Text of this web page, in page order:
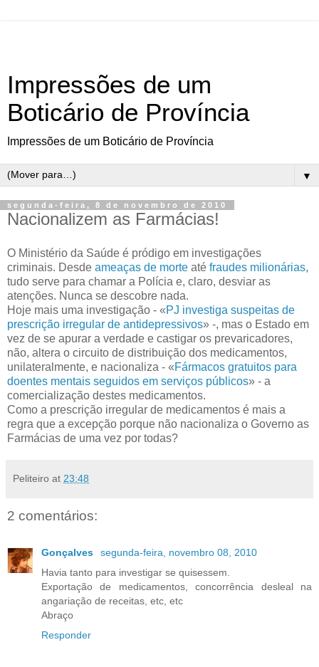
Impressões de um
Boticário de Província
Impressões de um Boticário de Província
▼
segunda-feira, 8 de novembro de 2010
Nacionalizem as Farmácias!
O Ministério da Saúde é pródigo em investigações
criminais. Desde ameaças de morte até fraudes milionárias,
tudo serve para chamar a Polícia e, claro, desviar as
atenções. Nunca se descobre nada.
Hoje mais uma investigação - «PJ investiga suspeitas de
prescrição irregular de antidepressivos» -, mas o Estado em
vez de se apurar a verdade e castigar os prevaricadores,
não, altera o circuito de distribuição dos medicamentos,
unilateralmente, e nacionaliza - «Fármacos gratuitos para
doentes mentais seguidos em serviços públicos» - a
comercialização destes medicamentos.
Como a prescrição irregular de medicamentos é mais a
regra que a excepção porque não nacionaliza o Governo as
Farmácias de uma vez por todas?
Peliteiro at 23:48
2 comentários:
Gonçalves
segunda-feira, novembro 08, 2010
Havia tanto para investigar se quisessem.
Exportação de medicamentos, concorrência desleal na
angariação de receitas, etc, etc
Abraço
Responder